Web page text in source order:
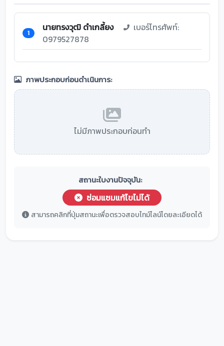
1 นายทรงวุฒิ ดำเกลี้ยง
เบอร์โทรศัพท์:
0979527878
ภาพประกอบก่อนดำเนินการ:
ไม่มีภาพประกอบก่อนทำ
สถานะใบงานปัจจุบัน:
ซ่อมแซมแก้ไขไม่ได้
สามารถคลิกที่ปุ่มสถานะเพื่อตรวจสอบไทม์ไลน์โดยละเอียดได้